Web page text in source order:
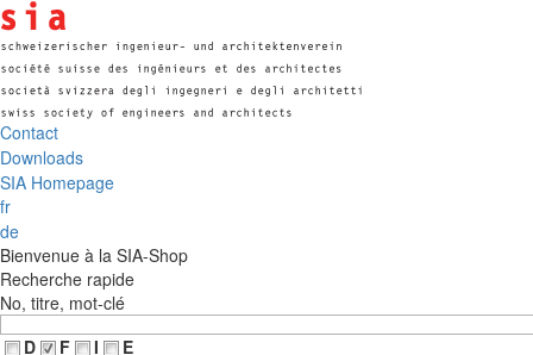
Contact
Downloads
SIA Homepage
fr
de
Bienvenue à la SIA-Shop
Recherche rapide
No, titre, mot-clé
D
F I
E